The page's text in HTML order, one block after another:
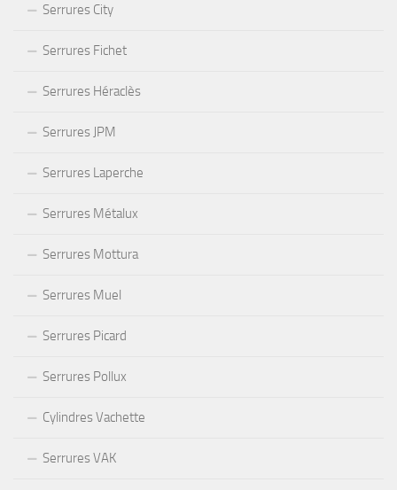
Serrures City
Serrures Fichet
Serrures Héraclès
Serrures JPM
Serrures Laperche
Serrures Métalux
Serrures Mottura
Serrures Muel
Serrures Picard
Serrures Pollux
Cylindres Vachette
Serrures VAK